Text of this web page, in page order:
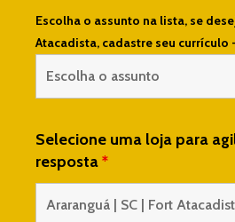
Escolha o assunto na lista, se
Atacadista, cadastre seu currículo
Selecione uma loja para
resposta*